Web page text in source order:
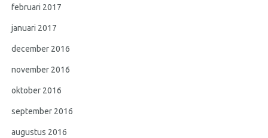
februari 2017
januari 2017
december 2016
november 2016
oktober 2016
september 2016
augustus 2016